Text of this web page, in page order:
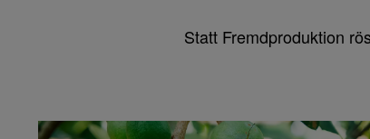
Statt Fremdproduktion